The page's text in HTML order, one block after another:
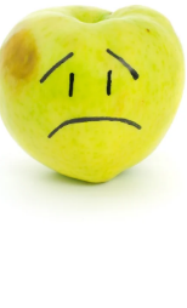
scientifiche
carne rossa